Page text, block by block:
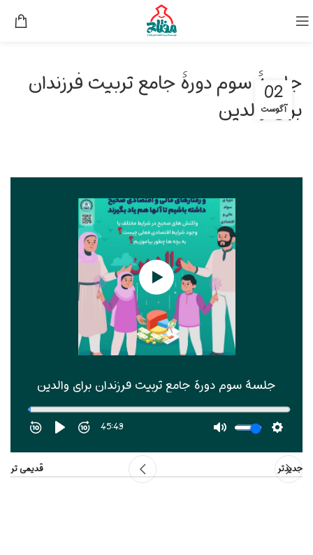
جلسۀ سوم دورۀ جامع تربیت فرزندان
برای والدین
02
آگوست
جدیدتر قدیمی تر